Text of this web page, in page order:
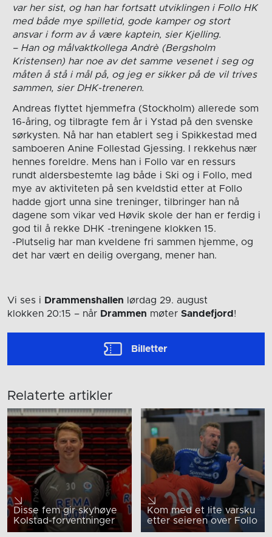
var her sist, og han har fortsatt utviklingen i Follo HK
med både mye spilletid, gode kamper og stort
ansvar i form av å være kaptein, sier Kjelling.
– Han og målvaktkollega Andrè (Bergsholm
Kristensen) har noe av det samme vesenet i seg og
måten å stå i mål på, og jeg er sikker på de vil trives
sammen, sier DHK-treneren.
Andreas flyttet hjemmefra (Stockholm) allerede som
16-åring, og tilbragte fem år i Ystad på den svenske
sørkysten. Nå har han etablert seg i Spikkestad med
samboeren Anine Follestad Gjessing.
I rekkehus nær
hennes foreldre. Mens han i Follo var en ressurs
rundt aldersbestemte lag både i Ski og i Follo, med
mye av aktiviteten på sen kveldstid etter at Follo
hadde gjort unna sine treninger, tilbringer han nå
dagene som vikar ved Høvik skole der han er ferdig i
god til å rekke DHK -treningene klokken 15.
-Plutselig har man kveldene fri sammen hjemme, og
det har vært en deilig overgang, mener han.
Vi ses i Drammenshallen lørdag 29. august
klokken 20:15 – når Drammen møter Sandefjord !
Billetter
Relaterte artikler
Disse fem gir skyhøye
Kolstad-forventninger
Kom med et lite varsku
etter seieren over Follo